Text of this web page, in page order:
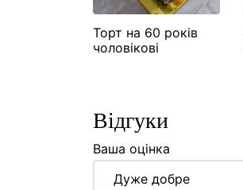
Торт на 60 років
чоловікові
Відгуки
Ваша оцінка
Дуже добре